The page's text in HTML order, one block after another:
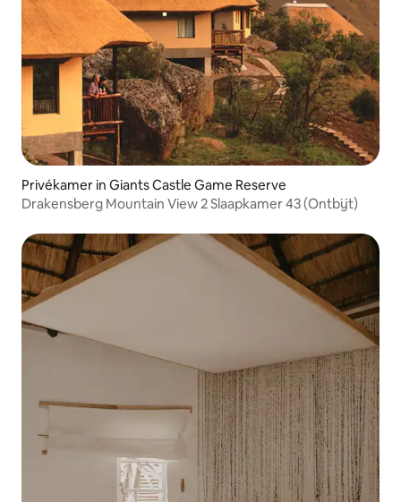
Privékamer in Giants Castle Game Reserve
Drakensberg Mountain View 2 Slaapkamer 43 (Ontbijt)